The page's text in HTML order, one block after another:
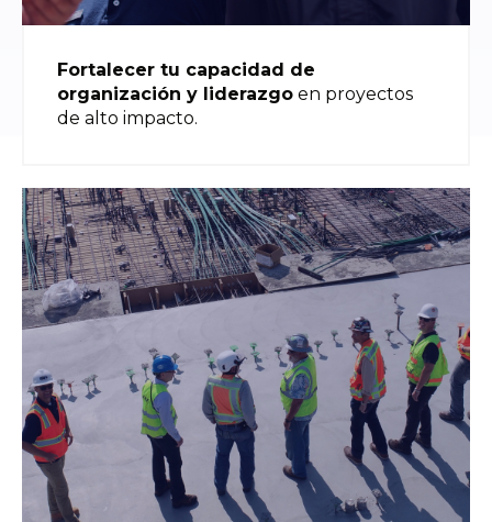
Fortalecer tu capacidad de
organización y liderazgo en proyectos
de alto impacto.